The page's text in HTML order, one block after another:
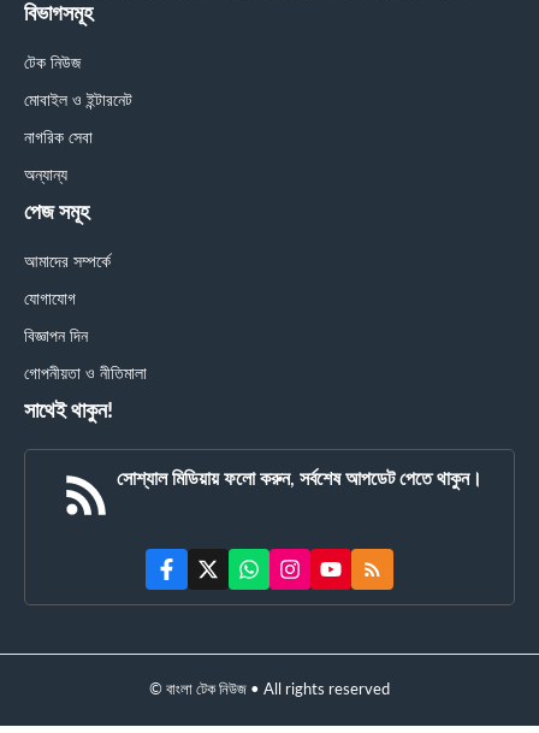
বিভাগসমূহ
টেক নিউজ
মোবাইল ও ইন্টারনেট
নাগরিক সেবা
অন্যান্য
পেজ সমূহ
আমাদের সম্পর্কে
যোগাযোগ
বিজ্ঞাপন দিন
গোপনীয়তা ও নীতিমালা
সাথেই থাকুন!
সোশ্যাল মিডিয়ায় ফলো করুন, সর্বশেষ আপডেট পেতে থাকুন।
© বাংলা টেক নিউজ • All rights reserved